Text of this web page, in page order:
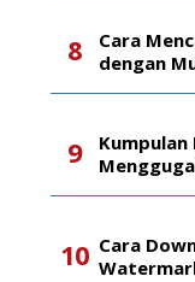
Cara
dengan
Kumpulan
Cara